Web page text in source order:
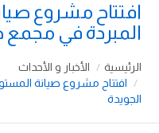
افتتاح مشروع
المبردة في مجمع
الرئيسية
الأخبار و الأحداث
افتتاح مشروع صيانة
الجويدة